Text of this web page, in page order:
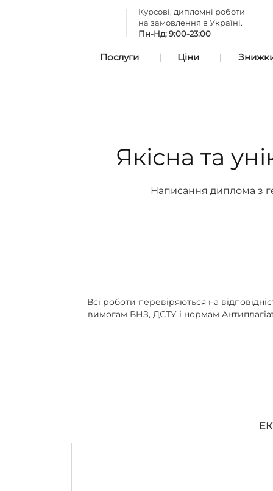
Курсові, дипломні роботи
на замовлення в Україні.
Пн-Нд: 9:00-23:00
Послуги Ціни Знижки
Якісна та
Написання диплома з
Всі роботи перевіряються на
вимогам ВНЗ, ДСТУ і нормам